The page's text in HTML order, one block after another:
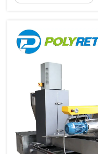
umwandeln
Flaschen und -
Pellets...